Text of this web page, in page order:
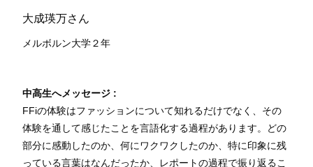
大成瑛万さん
メルボルン大学２年
中高生へメッセージ :
FFiの体験はファッションについて知れるだけでなく、その
体験を通して感じたことを言語化する過程があります。どの
部分に感動したのか、何にワクワクしたのか、特に印象に残
っている言葉はなんだったか、レポートの過程で振り返るこ